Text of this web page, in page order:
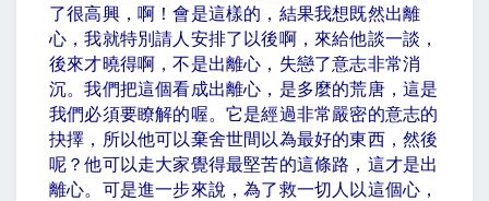
了很高興，啊！會是這樣的，結果我想既然出離
心，我就特別請人安排了以後啊，來給他談一談，
後來才曉得啊，不是出離心，失戀了意志非常消
沉。我們把這個看成出離心，是多麼的荒唐，這是
我們必須要瞭解的喔。它是經過非常嚴密的意志的
抉擇，所以他可以棄舍世間以為最好的東西，然後
呢？他可以走大家覺得最堅苦的這條路，這才是出
離心。可是進一步來說，為了救一切人以這個心，